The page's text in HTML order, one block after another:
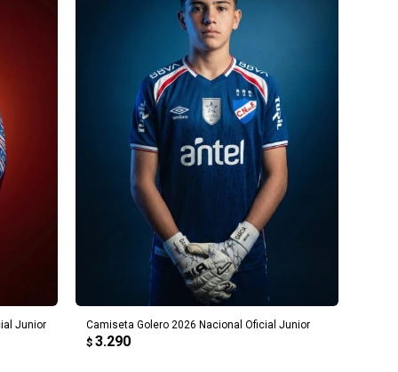
Junior Camiseta Golero 2026 Nacional Oficial Junior
$ 3.290
AGREGAR AL CARRITO